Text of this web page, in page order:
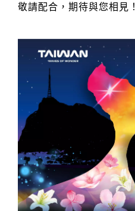
敬請配合，期待與您相見！